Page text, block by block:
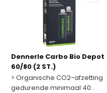
Dennerle Carbo Bio Depot
60/80 (2 ST.)
> Organische CO2-afzetting
gedurende minimaal 40...